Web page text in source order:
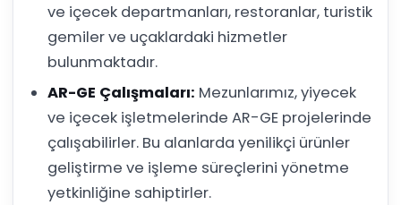
ve içecek departmanları, restoranlar, turistik
gemiler ve uçaklardaki hizmetler
bulunmaktadır.
AR-GE Çalışmaları: Mezunlarımız, yiyecek
ve içecek işletmelerinde AR-GE projelerinde
çalışabilirler. Bu alanlarda yenilikçi ürünler
geliştirme ve işleme süreçlerini yönetme
yetkinliğine sahiptirler.